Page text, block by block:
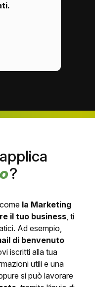
?
la Marketing
il tuo business, ti
Ad esempio,
di benvenuto
iscritti alla tua
utili e una
si può lavorare